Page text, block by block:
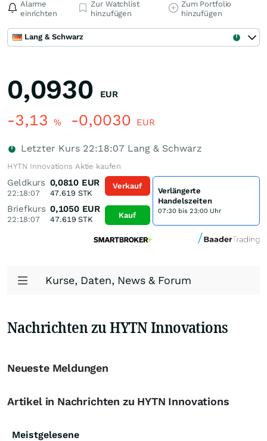
Alarme
einrichten
Zur Watchlist
hinzufügen
Zum Portfolio
hinzufügen
Lang & Schwarz
0,0930 EUR
-3,13 % -0,0030 EUR
Letzter Kurs 22:18:07 Lang & Schwarz
HYTN Innovations Aktie kaufen
Geldkurs
22:18:07
0,0810 EUR
47.619 STK
Briefkurs
22:18:07
0,1050 EUR
47.619 STK
Verkauf
Kauf
Verlängerte
Handelszeiten
07:30 bis 23:00 Uhr
Kurse, Daten, News & Forum
Nachrichten zu HYTN Innovations
Neueste Meldungen
Artikel in Nachrichten zu HYTN Innovations
Meistgelesene